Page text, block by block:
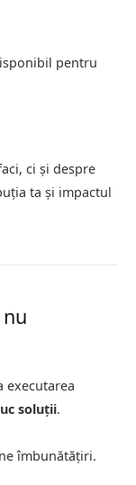
pentru
ci și despre
ta și impactul
executarea
soluții.
îmbunătățiri.